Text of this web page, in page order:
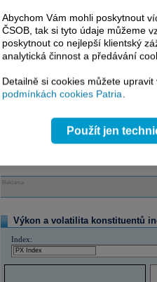
Reklama
Výkon a volatilita konstituentů
Index:
Abychom Vám mohli poskytnout
ČSOB, tak si tyto údaje můžeme
poskytnout co nejlepší klientský
analytická činnost a předávání
Detailně si cookies můžete
podmínkách cookies Patria.
Použít jen